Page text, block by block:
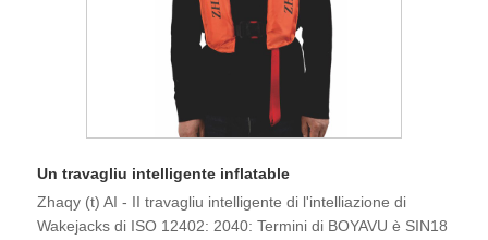
Un travagliu intelligente inflatable
Zhaqy (t) AI - II travagliu intelligente di l'intelliazione di
Wakejacks di ISO 12402: 2040: Termini di BOYAVU è SIN18